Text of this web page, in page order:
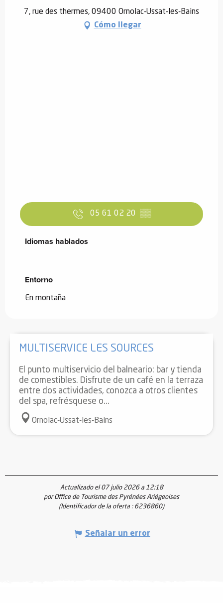
7, rue des thermes, 09400 Ornolac-Ussat-les-Bains
Cómo llegar
05 61 02 20 ▒▒
Idiomas hablados
Idiomas hablados
Entorno
Entorno
En montaña
MULTISERVICE LES SOURCES
El punto multiservicio del balneario: bar y tienda
de comestibles. Disfrute de un café en la terraza
entre dos actividades, conozca a otros clientes
del spa, refrésquese o...
Ornolac-Ussat-les-Bains
Actualizado el 07 julio 2026 a 12:18
por Office de Tourisme des Pyrénées Ariégeoises
(Identificador de la oferta : 6236860)
Señalar un error